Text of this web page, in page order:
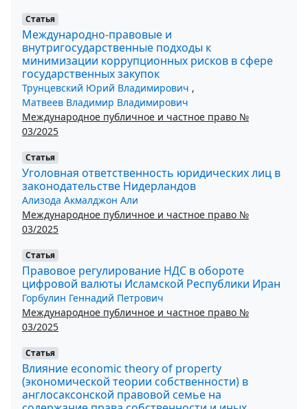
Статья
Международно-правовые и
внутригосударственные подходы к
минимизации коррупционных рисков в сфере
государственных закупок
Трунцевский Юрий Владимирович ,
Матвеев Владимир Владимирович
Международное публичное и частное право №
03/2025
Статья
Уголовная ответственность юридических лиц в
законодательстве Нидерландов
Ализода Акмалджон Али
Международное публичное и частное право №
03/2025
Статья
Правовое регулирование НДС в обороте
цифровой валюты Исламской Республики Иран
Горбулин Геннадий Петрович
Международное публичное и частное право №
03/2025
Статья
Влияние economic theory of property
(экономической теории собственности) в
англосаксонской правовой семье на